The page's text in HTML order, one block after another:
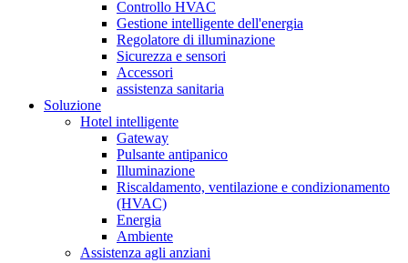
Controllo HVAC
Gestione intelligente dell'energia
Regolatore di illuminazione
Sicurezza e sensori
Accessori
assistenza sanitaria
Soluzione
Hotel intelligente
Gateway
Pulsante antipanico
Illuminazione
Riscaldamento, ventilazione e condizionamento
(HVAC)
Energia
Ambiente
Assistenza agli anziani